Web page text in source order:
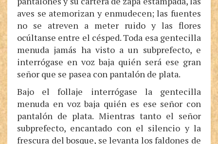
aves se atemorizan y enmudecen; las fuentes
no se atreven a meter ruido y las flores
ocúltanse entre el césped. Toda esa gentecilla
menuda jamás ha visto a un subprefecto, e
interrógase en voz baja quién será ese gran
señor que se pasea con pantalón de plata.
Bajo el follaje interrógase la gentecilla
menuda en voz baja quién es ese señor con
pantalón de plata. Mientras tanto el señor
subprefecto, encantado con el silencio y la
frescura del bosque, se levanta los faldones de